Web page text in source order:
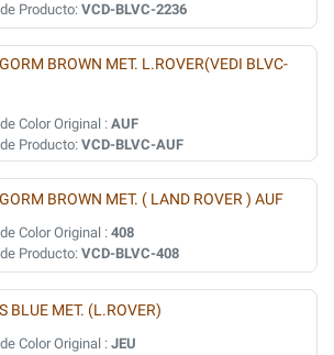
Producto: VCD-BLVC-2236
BROWN MET. L.ROVER(VEDI BLVC-
Color Original : AUF
Producto: VCD-BLVC-AUF
BROWN MET. ( LAND ROVER ) AUF
Color Original : 408
Producto: VCD-BLVC-408
BLUE MET. (L.ROVER)
Color Original : JEU